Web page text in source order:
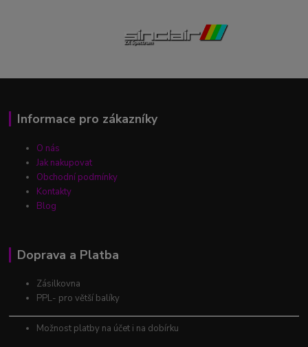
Informace pro zákazníky
O nás
Jak nakupovat
Obchodní podmínky
Kontakty
Blog
Doprava a Platba
Zásilkovna
PPL- pro větší balíky
Možnost platby na účet i na dobírku